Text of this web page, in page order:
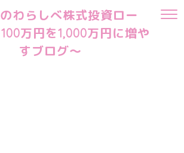
わらしべ株式投資ロー
万円を1,000万円に増や
すブログ～